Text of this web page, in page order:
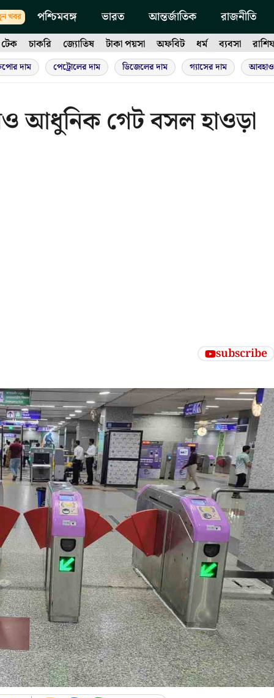
খবর পশ্চিমবঙ্গ ভারত আন্তর্জাতিক রাজনীতি
টেক চাকরি জ্যোতিষ টাকা পয়সা অফবিট ধর্ম ব্যবসা
দাম পেট্রোলের দাম ডিজেলের দাম গ্যাসের দাম
আধুনিক গেট বসল হাওড়া
subscribe